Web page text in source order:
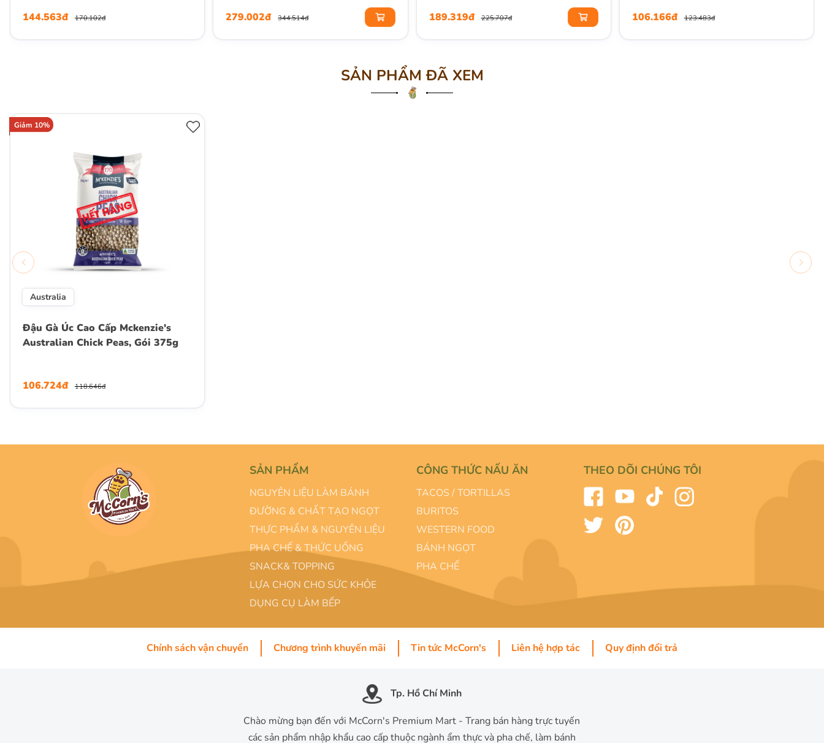
144.563đ
170.102đ 279.002đ 344.514đ 189.319đ 225.707đ 106.166đ 123.483đ
SẢN PHẨM ĐÃ XEM
Giảm 10%
Australia
Đậu Gà Úc Cao Cấp Mckenzie's
Australian Chick Peas, Gói 375g
106.724đ 118.646đ
SẢN PHẨM
NGUYÊN LIỆU LÀM BÁNH
ĐƯỜNG & CHẤT TẠO NGỌT
THỰC PHẨM & NGUYÊN LIỆU
PHA CHẾ & THỨC UỐNG
SNACK& TOPPING
LỰA CHỌN CHO SỨC KHỎE
DỤNG CỤ LÀM BẾP
CÔNG THỨC NẤU ĂN
TACOS / TORTILLAS
BURITOS
WESTERN FOOD
BÁNH NGỌT
PHA CHẾ
THEO DÕI CHÚNG TÔI
Chính sách vận chuyển Chương trình khuyến mãi Tin tức McCorn's Liên hệ hợp tác Quy định đổi trả
Tp. Hồ Chí Minh
Chào mừng bạn đến với McCorn's Premium Mart - Trang bán hàng trực tuyến
các sản phẩm nhập khẩu cao cấp thuộc ngành ẩm thực và pha chế, làm bánh